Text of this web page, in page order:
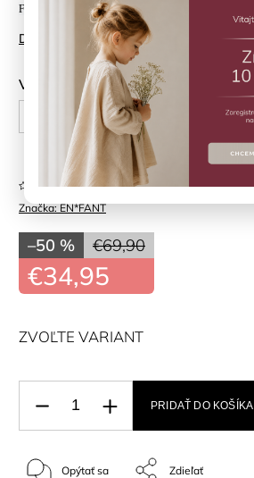
Funkčná prechodná bunda Vintage Indigo En*Fant
Detailné informácie
Veľkosť
104 cm 110 cm
Značka:EN*FANT
Neohodnotené
€69,90
–50 %
€34,95
ZVOĽTE VARIANT
PRIDAŤ DO KOŠÍKA
Opýtať sa Zdieľať